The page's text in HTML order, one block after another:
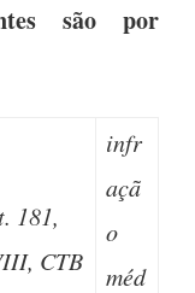
são por
181,
CTB
infr
açã
o
méd